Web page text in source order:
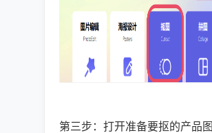
第三步：打开准备要抠的产品图